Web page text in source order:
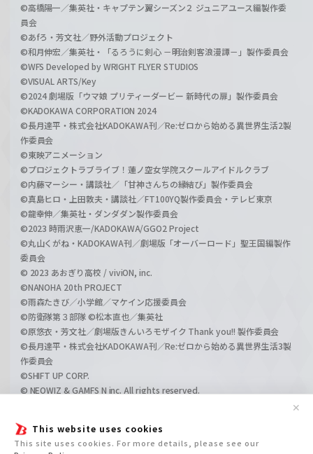
This website uses cookies
This site uses cookies. For more details, please see our
✕
©高橋陽一／集英社・キャプテン翼シーズン２ ジュニアユース編製作委
員会
©あfろ・芳文社／野外活動プロジェクト
©和月伸宏／集英社・「るろうに剣心 －明治剣客浪漫譚－」製作委員会
©WFS Developed by WRIGHT FLYER STUDIOS
©VISUAL ARTS/Key
©2024 劇場版「ウマ娘 プリティーダービー 新時代の扉」製作委員会
©KADOKAWA CORPORATION 2024
©長月達平・株式会社KADOKAWA刊／Re:ゼロから始める異世界生活2製
作委員会
©東映アニメーション
©プロジェクトラブライブ！蓮ノ空女学院スクールアイドルクラブ
©内藤マーシー・講談社／「甘神さんちの縁結び」製作委員会
©真島ヒロ・上田敦夫・講談社／FT100YQ製作委員会・テレビ東京
©龍幸伸／集英社・ダンダダン製作委員会
©2023 時雨沢恵一/KADOKAWA/GGO2 Project
©丸山くがね・KADOKAWA刊／劇場版「オーバーロード」聖王国編製作
委員会
© 2023 あおぎり高校 / viviON, inc.
©NANOHA 20th PROJECT
©雨森たきび／小学館／マケイン応援委員会
©防衛隊第３部隊 ©松本直也／集英社
©原悠衣・芳文社／劇場版きんいろモザイク Thank you!! 製作委員会
©長月達平・株式会社KADOKAWA刊／Re:ゼロから始める異世界生活3製
作委員会
©SHIFT UP CORP.
© NEOWIZ & GAMFS N inc. All rights reserved.
©GIRLS und PANZER Film Projekt
©GIRLS und PANZER Finale Projekt